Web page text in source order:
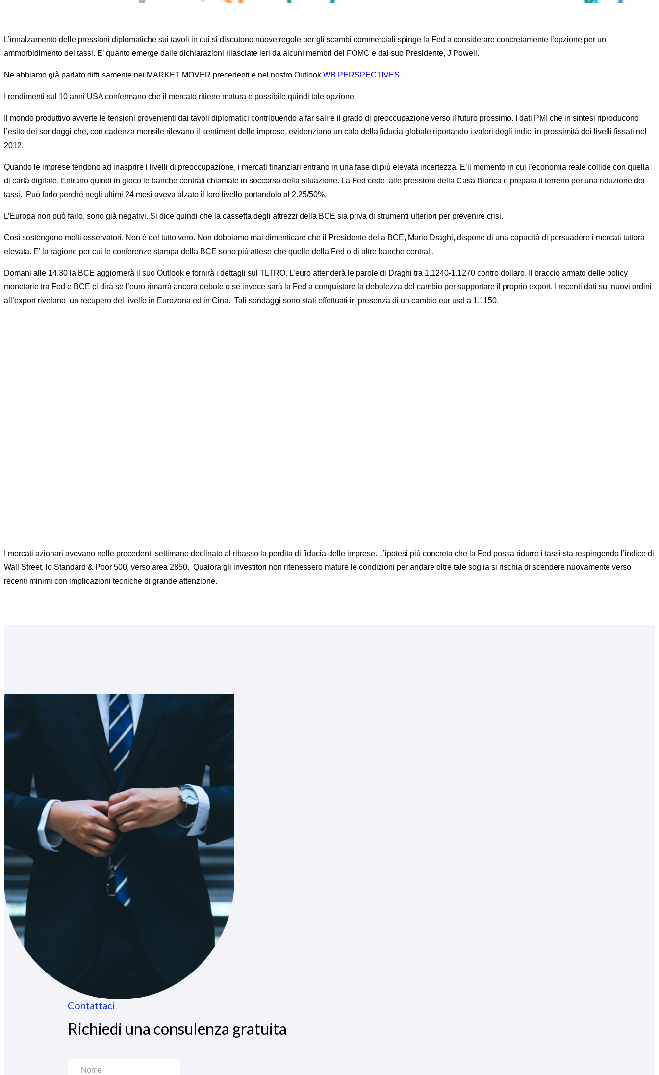
L’innalzamento delle pressioni diplomatiche sui tavoli in cui si discutono nuove regole per gli scambi commerciali spinge la Fed a considerare concretamente l’opzione per un
ammorbidimento dei tassi. E’ quanto emerge dalle dichiarazioni rilasciate ieri da alcuni membri del FOMC e dal suo Presidente, J Powell.
Ne abbiamo già parlato diffusamente nei MARKET MOVER precedenti e nel nostro Outlook WB PERSPECTIVES.
I rendimenti sul 10 anni USA confermano che il mercato ritiene matura e possibile quindi tale opzione.
Il mondo produttivo avverte le tensioni provenienti dai tavoli diplomatici contribuendo a far salire il grado di preoccupazione verso il futuro prossimo. I dati PMI che in sintesi riproducono
l’esito dei sondaggi che, con cadenza mensile rilevano il sentiment delle imprese, evidenziano un calo della fiducia globale riportando i valori degli indici in prossimità dei livelli fissati nel
2012.
Quando le imprese tendono ad inasprire i livelli di preoccupazione, i mercati finanziari entrano in una fase di più elevata incertezza. E’il momento in cui l’economia reale collide con quella
di carta digitale. Entrano quindi in gioco le banche centrali chiamate in soccorso della situazione. La Fed cede alle pressioni della Casa Bianca e prepara il terreno per una riduzione dei
tassi. Può farlo perché negli ultimi 24 mesi aveva alzato il loro livello portandolo al 2.25/50%.
L’Europa non può farlo, sono già negativi. Si dice quindi che la cassetta degli attrezzi della BCE sia priva di strumenti ulteriori per prevenire crisi.
Così sostengono molti osservatori. Non è del tutto vero. Non dobbiamo mai dimenticare che il Presidente della BCE, Mario Draghi, dispone di una capacità di persuadere i mercati tuttora
elevata. E’ la ragione per cui le conferenze stampa della BCE sono più attese che quelle della Fed o di altre banche centrali.
Domani alle 14.30 la BCE aggiornerà il suo Outlook e fornirà i dettagli sul TLTRO. L’euro attenderà le parole di Draghi tra 1.1240-1.1270 contro dollaro. Il braccio armato delle policy
monetarie tra Fed e BCE ci dirà se l’euro rimarrà ancora debole o se invece sarà la Fed a conquistare la debolezza del cambio per supportare il proprio export. I recenti dati sui nuovi ordini
all’export rivelano un recupero del livello in Eurozona ed in Cina. Tali sondaggi sono stati effettuati in presenza di un cambio eur usd a 1,1150.
I mercati azionari avevano nelle precedenti settimane declinato al ribasso la perdita di fiducia delle imprese. L’ipotesi più concreta che la Fed possa ridurre i tassi sta respingendo l’indice di
Wall Street, lo Standard & Poor 500, verso area 2850. Qualora gli investitori non ritenessero mature le condizioni per andare oltre tale soglia si rischia di scendere nuovamente verso i
recenti minimi con implicazioni tecniche di grande attenzione.
Contattaci
Richiedi una consulenza gratuita